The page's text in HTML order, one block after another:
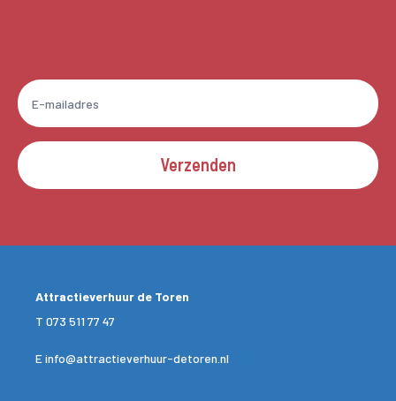
Verzenden
Attractieverhuur de Toren
T 073 511 77 47
Einfo@attractieverhuur-detoren.nl